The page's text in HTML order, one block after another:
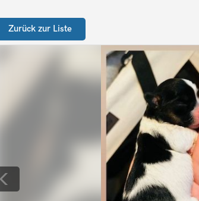
Zurück zur Liste